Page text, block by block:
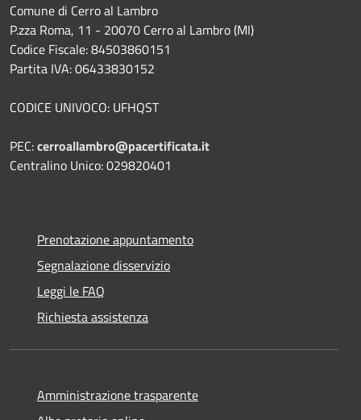
Comune di Cerro al Lambro
P.zza Roma, 11 - 20070 Cerro al Lambro (MI)
Codice Fiscale: 84503860151
Partita IVA: 06433830152
CODICE UNIVOCO: UFHQST
PEC:cerroallambro@pacertificata.it
Centralino Unico: 029820401
Prenotazione appuntamento
Segnalazione disservizio
Leggi le FAQ
Richiesta assistenza
Amministrazione trasparente